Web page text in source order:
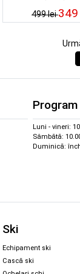
499 lei349
Program
Luni - vineri:
Sâmbătă:
Duminică:
Ski
Echipament ski
Cască ski